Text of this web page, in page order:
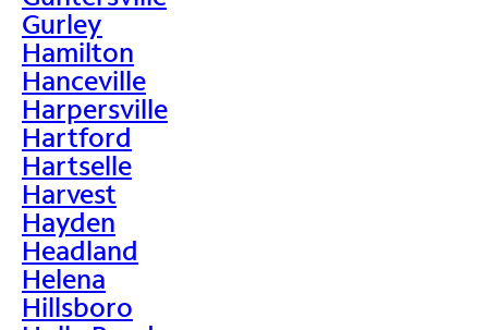
Gurley
Hamilton
Hanceville
Harpersville
Hartford
Hartselle
Harvest
Hayden
Headland
Helena
Hillsboro